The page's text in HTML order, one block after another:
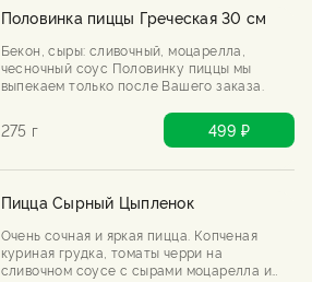
Половинка пиццы Греческая 30 см
Бекон, сыры: сливочный, моцарелла,
чесночный соус Половинку пиццы мы
выпекаем только после Вашего заказа.
275 г 499 ₽
Пицца Сырный Цыпленок
Очень сочная и яркая пицца. Копченая
куриная грудка, томаты черри на
сливочном соусе с сырами моцарелла и